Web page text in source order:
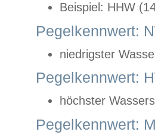
Beispiel: HHW
Pegelkennwert:
niedrigster
Pegelkennwert:
höchster
Pegelkennwert: